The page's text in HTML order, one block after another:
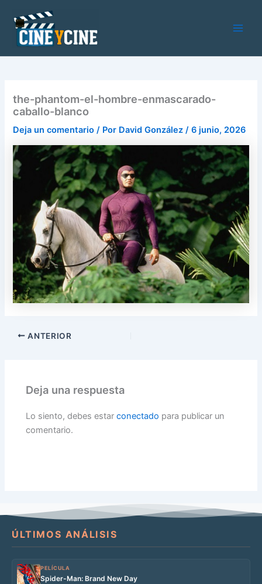
contenido
the-phantom-el-hombre-enmascarado-
caballo-blanco
Deja un comentario / Por David González/6 junio, 2026
ANTERIOR
Deja una respuesta
Lo siento, debes estarconectado para publicar un
comentario.
ÚLTIMOS ANÁLISIS
PELÍCULA
Spider-Man: Brand New Day